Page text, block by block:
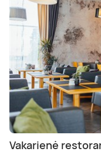
Vakarienė